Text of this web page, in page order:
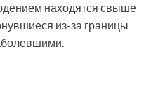
находятся свыше
из-за границы